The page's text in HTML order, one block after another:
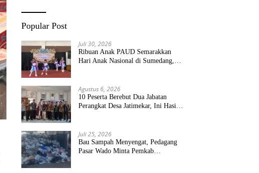
Popular Post
Juli 30, 2026
Ribuan Anak PAUD Semarakkan
Hari Anak Nasional di Sumedang,
Agustus 6, 2026
10 Peserta Berebut Dua Jabatan
Perangkat Desa Jatimekar, Ini Hasil
Juli 25, 2026
Bau Sampah Menyengat, Pedagang
Pasar Wado Minta Pemkab